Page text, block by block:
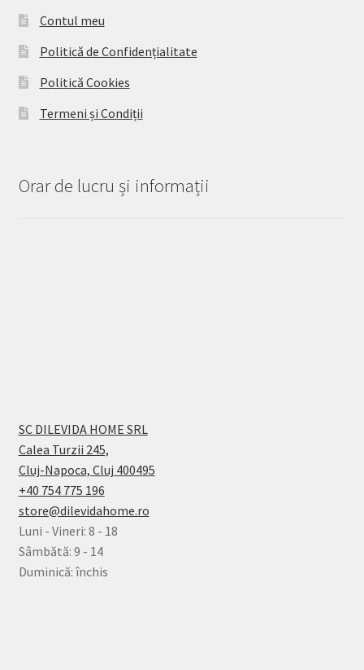
Contul meu
Politică de Confidențialitate
Politică Cookies
Termeni și Condiții
Orar de lucru și informații
SC DILEVIDA HOME SRL
Calea Turzii 245,
Cluj-Napoca, Cluj 400495
+40 754 775 196
store@dilevidahome.ro
Luni - Vineri: 8 - 18
Sâmbătă: 9 - 14
Duminică: închis